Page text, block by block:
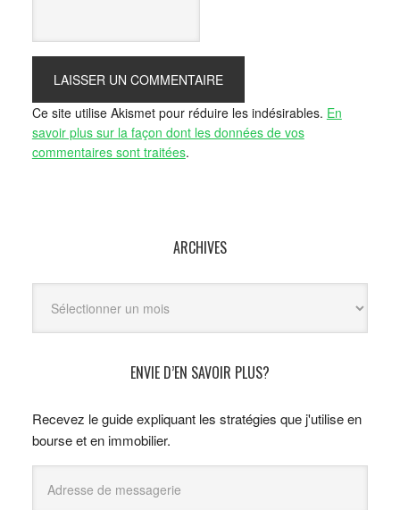
Ce site utilise Akismet pour réduire les indésirables. En
savoir plus sur la façon dont les données de vos
commentaires sont traitées.
ARCHIVES
ENVIE D’EN SAVOIR PLUS?
Recevez le guide expliquant les stratégies que j'utilise en
bourse et en immobilier.